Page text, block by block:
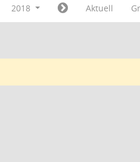
2018 Aktuell